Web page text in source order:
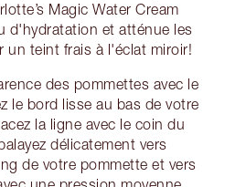
Magic Water Cream
d'hydratation et atténue les
un teint frais à l'éclat miroir!
des pommettes avec le
le bord lisse au bas de votre
la ligne avec le coin du
délicatement vers
de votre pommette et vers